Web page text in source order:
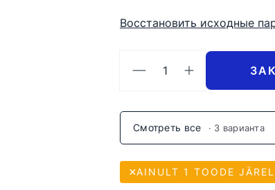
Восстановить исходные
Смотреть все · 3 варианта
AINULT 1 TOODE JÄREL